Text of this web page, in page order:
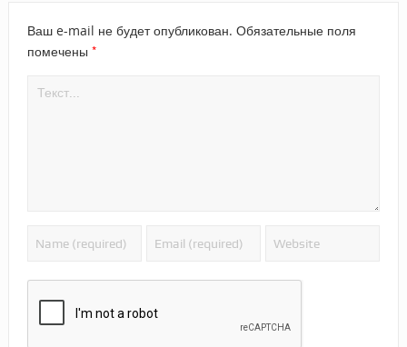
Ваш e-mail не будет опубликован. Обязательные поля
помечены *